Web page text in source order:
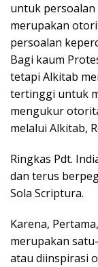
untuk
merupakan
persoalan
Bagi kaum
tetapi Alkitab
tertinggi untuk
mengukur
melalui Alkitab,
Ringkas Pdt.
dan terus
Sola Scriptura.
Karena,
merupakan
atau diinspirasi